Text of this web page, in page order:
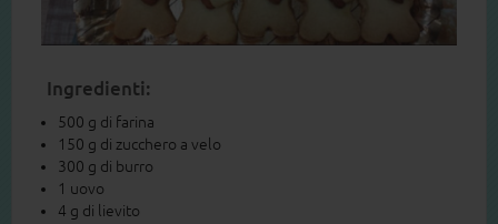
Ingredienti:
500 g di farina
150 g di zucchero a velo
300 g di burro
1 uovo
4 g di lievito